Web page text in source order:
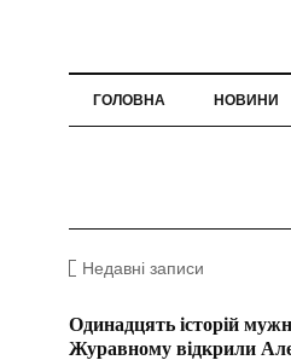
ГОЛОВНА НОВИНИ
Недавні записи
Одинадцять історій
Журавному відкрили